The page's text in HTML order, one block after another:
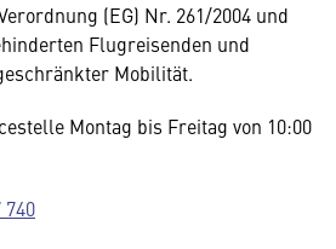
(EG) Nr. 261/2004 und
Flugreisenden und
Mobilität.
Montag bis Freitag von 10:00
740